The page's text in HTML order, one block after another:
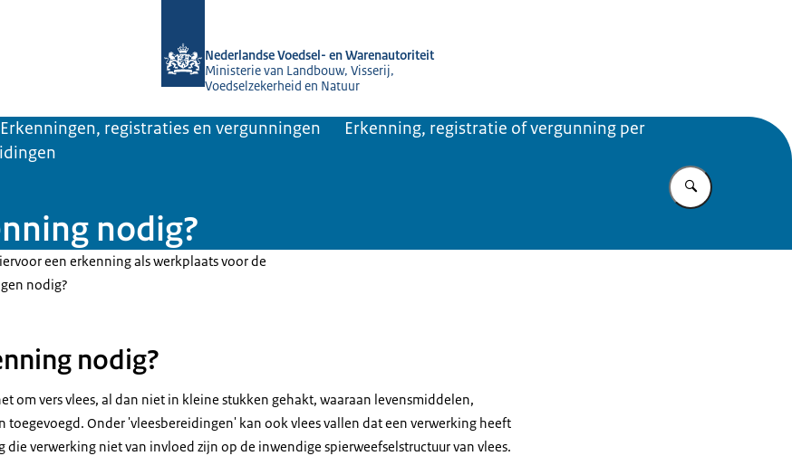
Nederlandse Voedsel- en Warenautoriteit
Ministerie van Landbouw, Visserij,
Voedselzekerheid en Natuur
Erkenningen, registraties en vergunningen
Erkenning, registratie of vergunning per
nodig?
een erkenning als werkplaats voor de
nodig?
nodig?
om vers vlees, al dan niet in kleine stukken gehakt, waaraan levensmiddelen,
Onder 'vleesbereidingen' kan ook vlees vallen dat een verwerking heeft
die verwerking niet van invloed zijn op de inwendige spierweefselstructuur van vlees.